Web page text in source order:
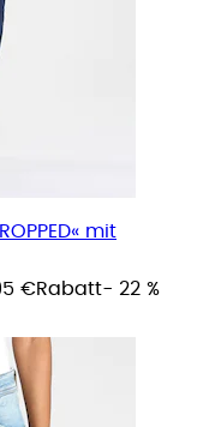
mit
€Rabatt- 22 %